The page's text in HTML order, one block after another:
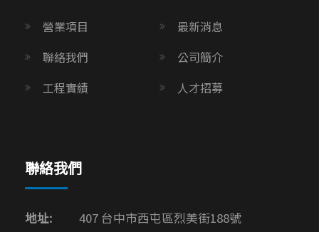
營業項目
最新消息
聯絡我們
公司簡介
工程實績
人才招募
聯絡我們
地址: 407 台中市西屯區烈美街188號